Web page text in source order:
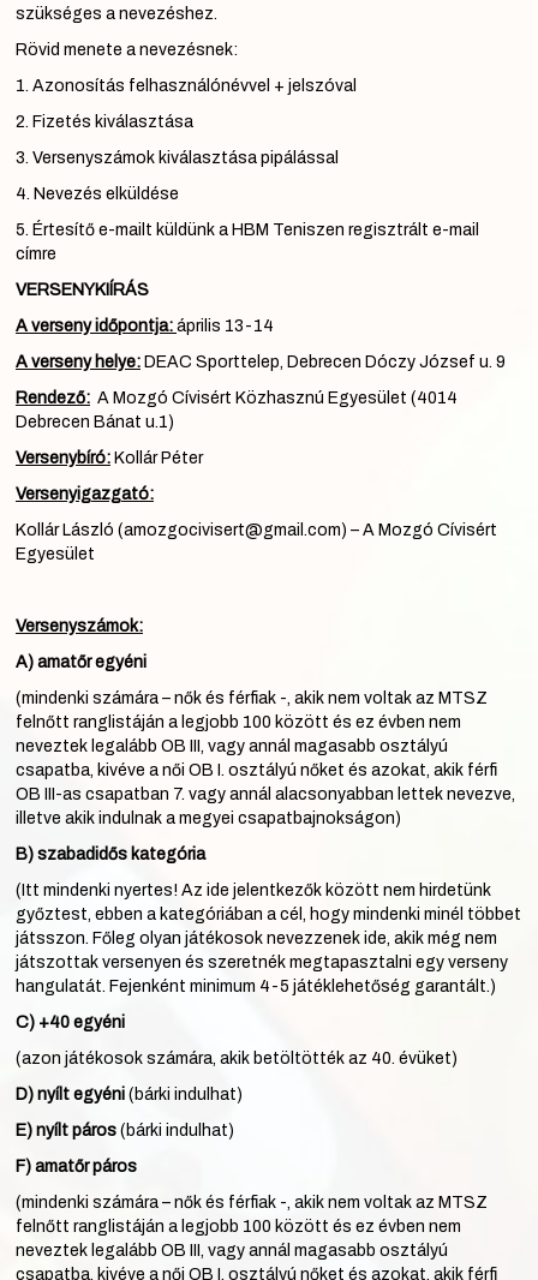
szükséges a nevezéshez.
Rövid menete a nevezésnek:
1. Azonosítás felhasználónévvel + jelszóval
2. Fizetés kiválasztása
3. Versenyszámok kiválasztása pipálással
4. Nevezés elküldése
5. Értesítő e-mailt küldünk a HBM Teniszen regisztrált e-mail
címre
VERSENYKIÍRÁS
A verseny időpontja: április 13-14
A verseny helye: DEAC Sporttelep, Debrecen Dóczy József u. 9
Rendező: A Mozgó Cívisért Közhasznú Egyesület (4014
Debrecen Bánat u.1)
Versenybíró: Kollár Péter
Versenyigazgató:
Kollár László (amozgocivisert@gmail.com) – A Mozgó Cívisért
Egyesület
Versenyszámok:
A) amatőr egyéni
(mindenki számára – nők és férfiak -, akik nem voltak az MTSZ
felnőtt ranglistáján a legjobb 100 között és ez évben nem
neveztek legalább OB III, vagy annál magasabb osztályú
csapatba, kivéve a női OB I. osztályú nőket és azokat, akik férfi
OB III-as csapatban 7. vagy annál alacsonyabban lettek nevezve,
illetve akik indulnak a megyei csapatbajnokságon)
B) szabadidős kategória
(Itt mindenki nyertes! Az ide jelentkezők között nem hirdetünk
győztest, ebben a kategóriában a cél, hogy mindenki minél többet
játsszon. Főleg olyan játékosok nevezzenek ide, akik még nem
játszottak versenyen és szeretnék megtapasztalni egy verseny
hangulatát. Fejenként minimum 4-5 játéklehetőség garantált.)
C) +40 egyéni
(azon játékosok számára, akik betöltötték az 40. évüket)
D) nyílt egyéni (bárki indulhat)
E) nyílt páros (bárki indulhat)
F) amatőr páros
(mindenki számára – nők és férfiak -, akik nem voltak az MTSZ
felnőtt ranglistáján a legjobb 100 között és ez évben nem
neveztek legalább OB III, vagy annál magasabb osztályú
csapatba, kivéve a női OB I. osztályú nőket és azokat, akik férfi